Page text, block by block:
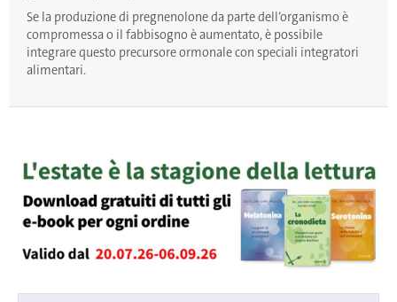
Se la produzione di pregnenolone da parte dell’organismo è
compromessa o il fabbisogno è aumentato, è possibile
integrare questo precursore ormonale con speciali integratori
alimentari.